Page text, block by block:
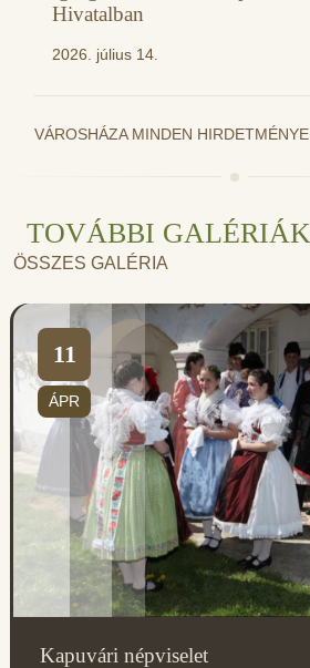
Hivatalban
2026. július 14.
VÁROSHÁZA MINDEN HIRDETMÉNYE
TOVÁBBI GALÉRIÁK
ÖSSZES GALÉRIA
11
ÁPR
Kapuvári népviselet